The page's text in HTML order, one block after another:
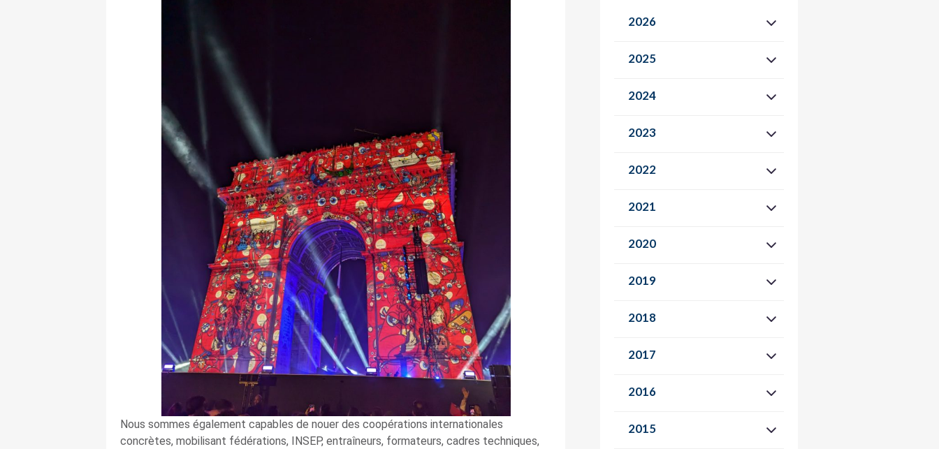
Nous sommes également capables de nouer des coopérations internationales
concrètes, mobilisant fédérations, INSEP, entraîneurs, formateurs, cadres techniques,
2026
2025
2024
2023
2022
2021
2020
2019
2018
2017
2016
2015